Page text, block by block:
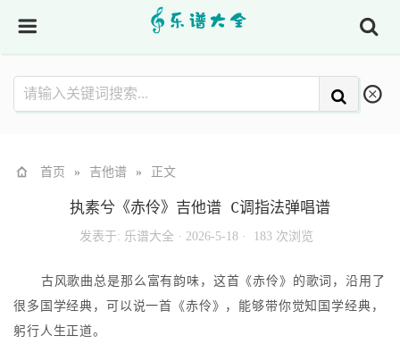
首页 » 吉他谱 » 正文
执素兮《赤伶》吉他谱 C调指法弹唱谱
发表于: 乐谱大全 · 2026-5-18 · 183 次浏览
古风歌曲总是那么富有韵味，这首《赤伶》的歌词，沿用了
很多国学经典，可以说一首《赤伶》，能够带你觉知国学经典，
躬行人生正道。